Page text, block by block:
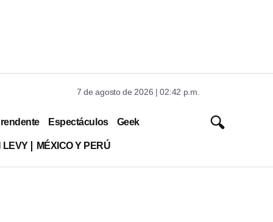
7 de agosto de 2026 | 02:42 p.m.
Espectáculos Geek
LEVY MÉXICO Y PERÚ